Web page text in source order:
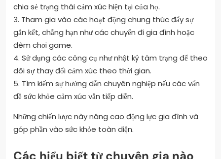
chia sẻ trạng thái cảm xúc hiện tại của họ.
3. Tham gia vào các hoạt động chung thúc đẩy sự
gắn kết, chẳng hạn như các chuyến đi gia đình hoặc
đêm chơi game.
4. Sử dụng các công cụ như nhật ký tâm trạng để theo
dõi sự thay đổi cảm xúc theo thời gian.
5. Tìm kiếm sự hướng dẫn chuyên nghiệp nếu các vấn
đề sức khỏe cảm xúc vẫn tiếp diễn.
Những chiến lược này nâng cao động lực gia đình và
góp phần vào sức khỏe toàn diện.